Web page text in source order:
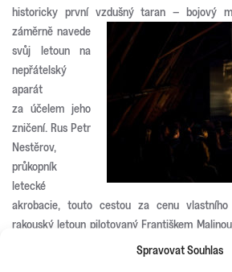
Spravovat Souhlas
historicky první vzdušný taran – bojový
záměrně navede
svůj letoun na
nepřátelský
aparát
za účelem jeho
zničení. Rus Petr
Nestěrov,
průkopník
letecké
akrobacie, touto cestou za cenu
rakouský letoun pilotovaný Františkem
prvním českým letcem zabitým ve